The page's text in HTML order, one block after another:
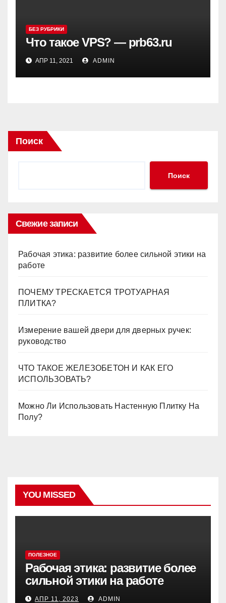
БЕЗ РУБРИКИ
Что такое VPS? — prb63.ru
АПР 11, 2021 ADMIN
Поиск
Поиск
Свежие записи
Рабочая этика: развитие более сильной этики на
работе
ПОЧЕМУ ТРЕСКАЕТСЯ ТРОТУАРНАЯ
ПЛИТКА?
Измерение вашей двери для дверных ручек:
руководство
ЧТО ТАКОЕ ЖЕЛЕЗОБЕТОН И КАК ЕГО
ИСПОЛЬЗОВАТЬ?
Можно Ли Использовать Настенную Плитку На
Полу?
YOU MISSED
ПОЛЕЗНОЕ
Рабочая этика: развитие более
сильной этики на работе
АПР 11, 2023 ADMIN